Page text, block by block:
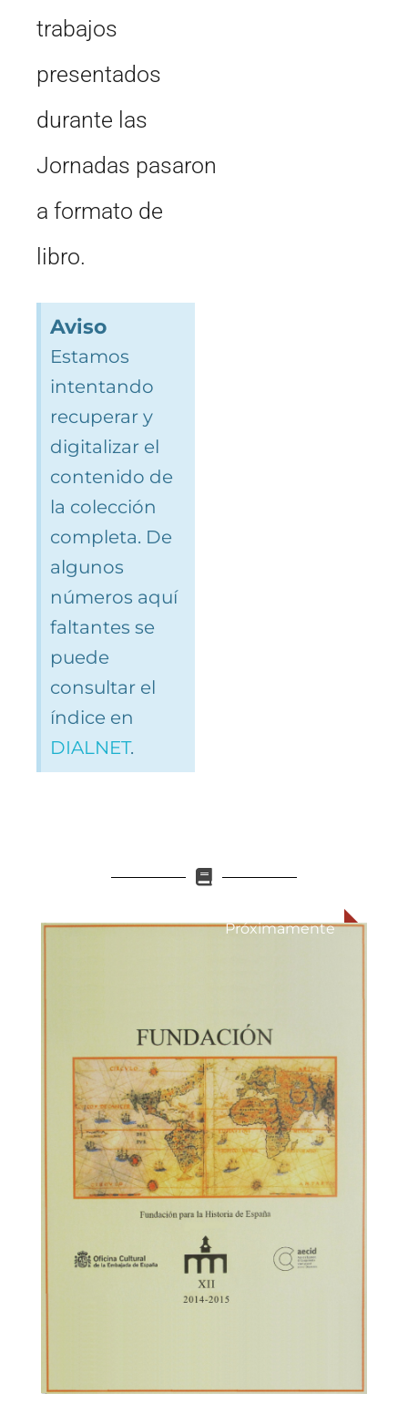
trabajos
presentados
durante las
Jornadas pasaron
a formato de
libro.
Aviso
Estamos
intentando
recuperar y
digitalizar el
contenido de
la colección
completa. De
algunos
números aquí
faltantes se
puede
consultar el
índice en
DIALNET.
Próximamente